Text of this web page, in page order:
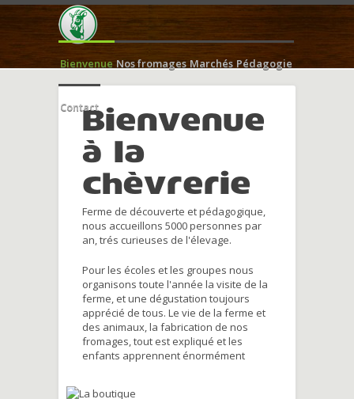
Bienvenue Nos fromages Marchés Pédagogie
ContactBienvenue
à la
chèvrerie
Ferme de découverte et pédagogique,
nous accueillons 5000 personnes par
an, trés curieuses de l'élevage.
Pour les écoles et les groupes nous
organisons toute l'année la visite de la
ferme, et une dégustation toujours
apprécié de tous. Le vie de la ferme et
des animaux, la fabrication de nos
fromages, tout est expliqué et les
enfants apprennent énormément